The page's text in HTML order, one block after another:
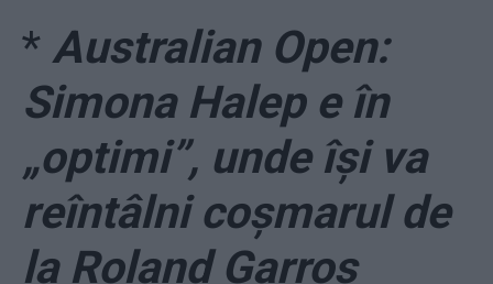
* Australian Open:
Simona Halep e în
„optimi”, unde își va
reîntâlni coșmarul de
la Roland Garros